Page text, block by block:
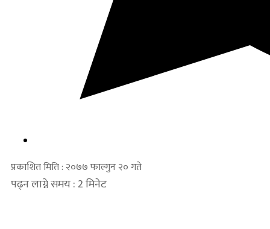
प्रकाशित मिति : २०७७ फाल्गुन २० गते
पढ्न लाग्ने समय : 2 मिनेट